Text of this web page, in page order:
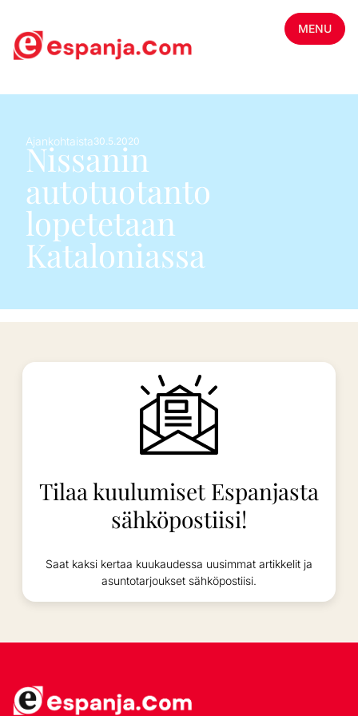
MENU
Ajankohtaista30.5.2020
Nissanin
autotuotanto
lopetetaan
Kataloniassa
Tilaa kuulumiset Espanjasta
sähköpostiisi!
Saat kaksi kertaa kuukaudessa uusimmat artikkelit ja
asuntotarjoukset sähköpostiisi.